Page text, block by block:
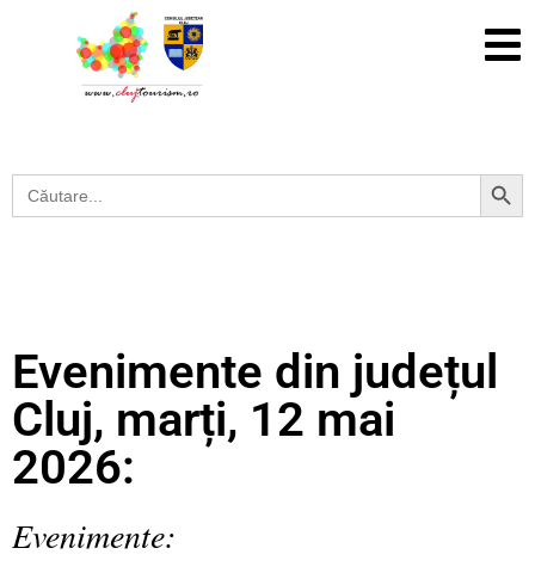
Search
for:
Search Button
Evenimente din județul
Cluj, marți, 12 mai
2026:
Evenimente: